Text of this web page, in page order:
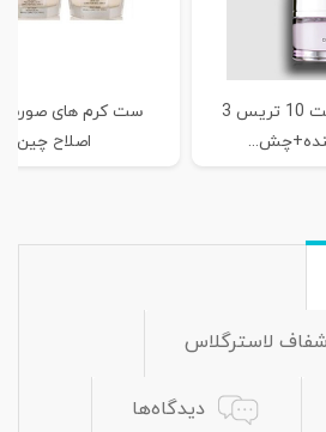
ست دیور کپچر اسکالپت 10 تریس 3
ست کرم های صورت
اصلاح چین
شفاف لاسترگلاس
دیدگاه‌ها